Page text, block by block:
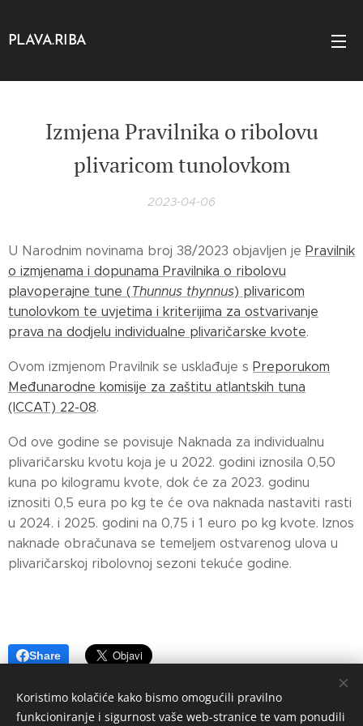
PLAVA.RIBA
Izmjena Pravilnika o ribolovu
plivaricom tunolovkom
2023-04-06
U Narodnim novinama broj 38/2023 objavljen je Pravilnik
o izmjenama i dopunama Pravilnika o ribolovu
plavoperajne tune (Thunnus thynnus) plivaricom
tunolovkom te uvjetima i kriterijima za ostvarivanje
prava na dodjelu individualne plivaričarske kvote.
Ovom izmjenom Pravilnik se usklađuje s Preporukom
Međunarodne komisije za zaštitu atlantskih tuna
(ICCAT) 22-08.
Od ove godine se povisuje Naknada za individualnu
plivaričarsku kvotu koja je u 2022. godini iznosila 0,50
kuna po kilogramu kvote, dok će za 2023. godinu
iznositi 0,5 eura po kg te će ova naknada nastaviti rasti
u 2024. i 2025. godini na 0,75 i 1 euro po kg kvote. Iznos
naknade obračunava se temeljem ostvarenog ulova u
plivaričarskoj ribolovnoj sezoni tekuće godine.
Share
Koristimo kolačiće kako bismo omogućili pravilno
funkcioniranje i sigurnost vaše web-stranice te vam ponudili